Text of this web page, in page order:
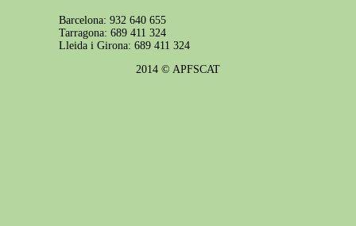
Barcelona: 932 640 655
Tarragona: 689 411 324
Lleida i Girona: 689 411 324
2014 © APFSCAT